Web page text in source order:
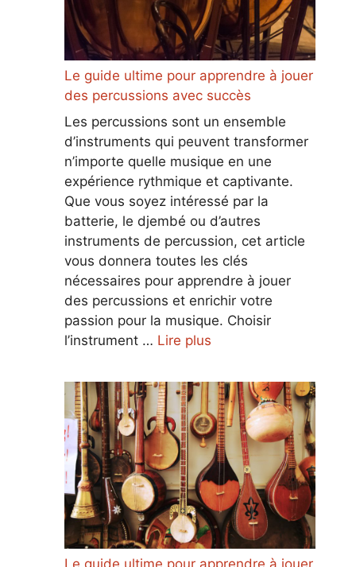
Le guide ultime pour apprendre à jouer
des percussions avec succès
Les percussions sont un ensemble
d’instruments qui peuvent transformer
n’importe quelle musique en une
expérience rythmique et captivante.
Que vous soyez intéressé par la
batterie, le djembé ou d’autres
instruments de percussion, cet article
vous donnera toutes les clés
nécessaires pour apprendre à jouer
des percussions et enrichir votre
passion pour la musique. Choisir
l’instrument … Lire plus